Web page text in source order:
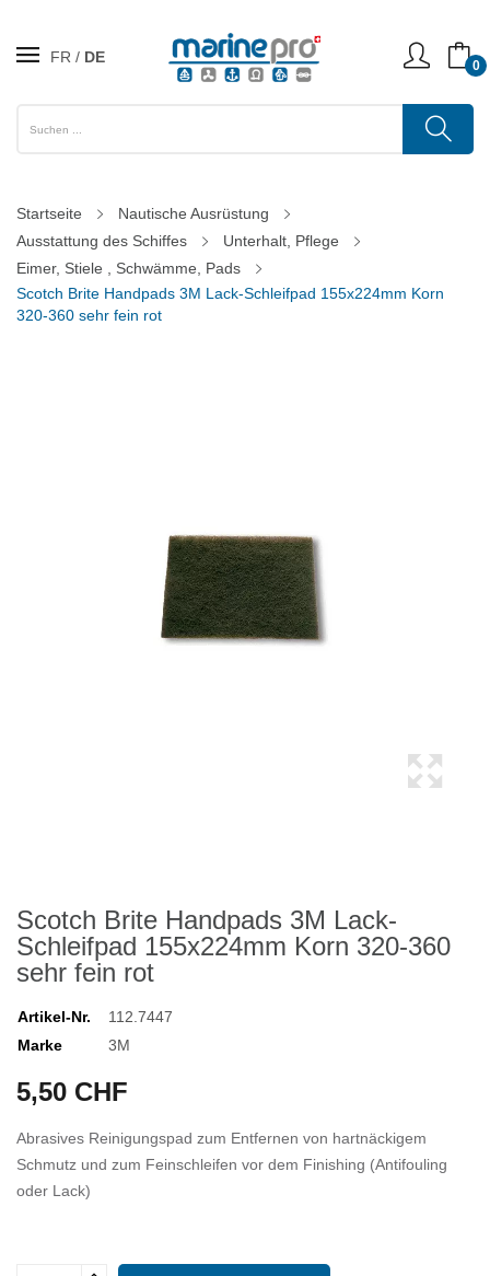
FR DE 0
Startseite
Nautische Ausrüstung
Ausstattung des Schiffes
Unterhalt, Pflege
Eimer, Stiele , Schwämme, Pads
Scotch Brite Handpads 3M Lack-Schleifpad 155x224mm Korn
320-360 sehr fein rot
Scotch Brite Handpads 3M Lack-
Schleifpad 155x224mm Korn 320-360
sehr fein rot
Artikel-Nr.
112.7447
Marke
3M
5,50 CHF
Abrasives Reinigungspad zum Entfernen von hartnäckigem
Schmutz und zum Feinschleifen vor dem Finishing (Antifouling
oder Lack)